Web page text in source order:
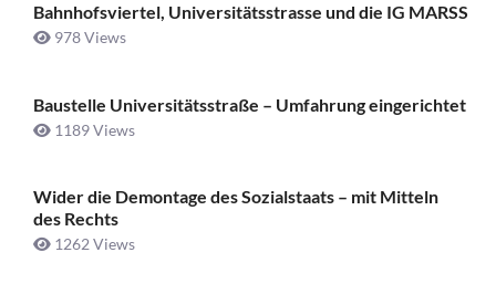
Bahnhofsviertel, Universitätsstrasse und die IG MARSS
978 Views
Baustelle Universitätsstraße ­– Umfahrung eingerichtet
1189 Views
Wider die Demontage des Sozialstaats – mit Mitteln
des Rechts
1262 Views